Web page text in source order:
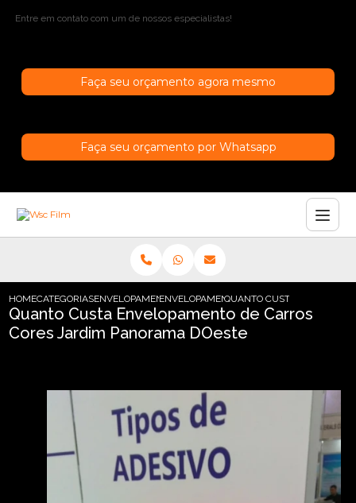
Entre em contato com um de nossos especialistas!
Faça seu orçamento agora mesmo
Faça seu orçamento por Whatsapp
HOMECATEGORIASENVELOPAMENTO DE CARROS
ENVELOPAMENTO DE CARROS SAO PAULO
QUANTO CUSTA
Quanto Custa Envelopamento de Carros
Cores Jardim Panorama DOeste